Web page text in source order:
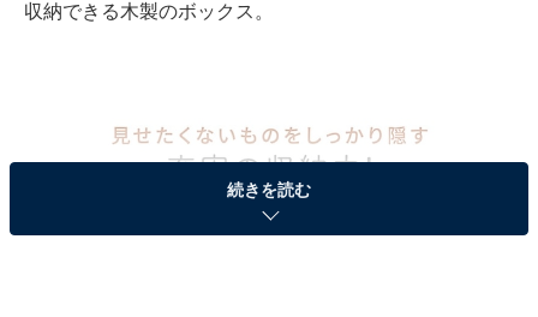
収納できる木製のボックス。
続きを読む